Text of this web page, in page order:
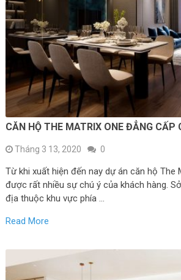
CĂN HỘ THE MATRIX ONE ĐẲNG CẤP
Tháng 3 13, 2020 0
Từ khi xuất hiện đến nay dự án căn hộ The
được rất nhiều sự chú ý của khách hàng.
địa thuộc khu vực phía …
Read More